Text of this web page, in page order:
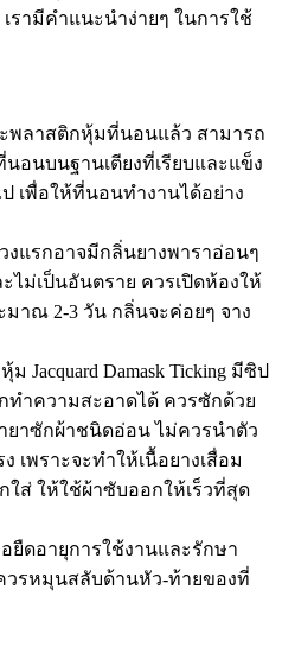
รามีคำแนะนำง่ายๆ ในการใช้
พลาสติกหุ้มที่นอนแล้ว สามารถ
อนบนฐานเตียงที่เรียบและแข็ง
เพื่อให้ที่นอนทำงานได้อย่าง
งแรกอาจมีกลิ่นยางพาราอ่อนๆ
ไม่เป็นอันตราย ควรเปิดห้องให้
มาณ 2-3 วัน กลิ่นจะค่อยๆ จาง
ม Jacquard Damask Ticking มีซิป
ำความสะอาดได้ ควรซักด้วย
าซักผ้าชนิดอ่อน ไม่ควรนำตัว
เพราะจะทำให้เนื้อยางเสื่อม
ส่ ให้ใช้ผ้าซับออกให้เร็วที่สุด
อยืดอายุการใช้งานและรักษา
รหมุนสลับด้านหัว-ท้ายของที่